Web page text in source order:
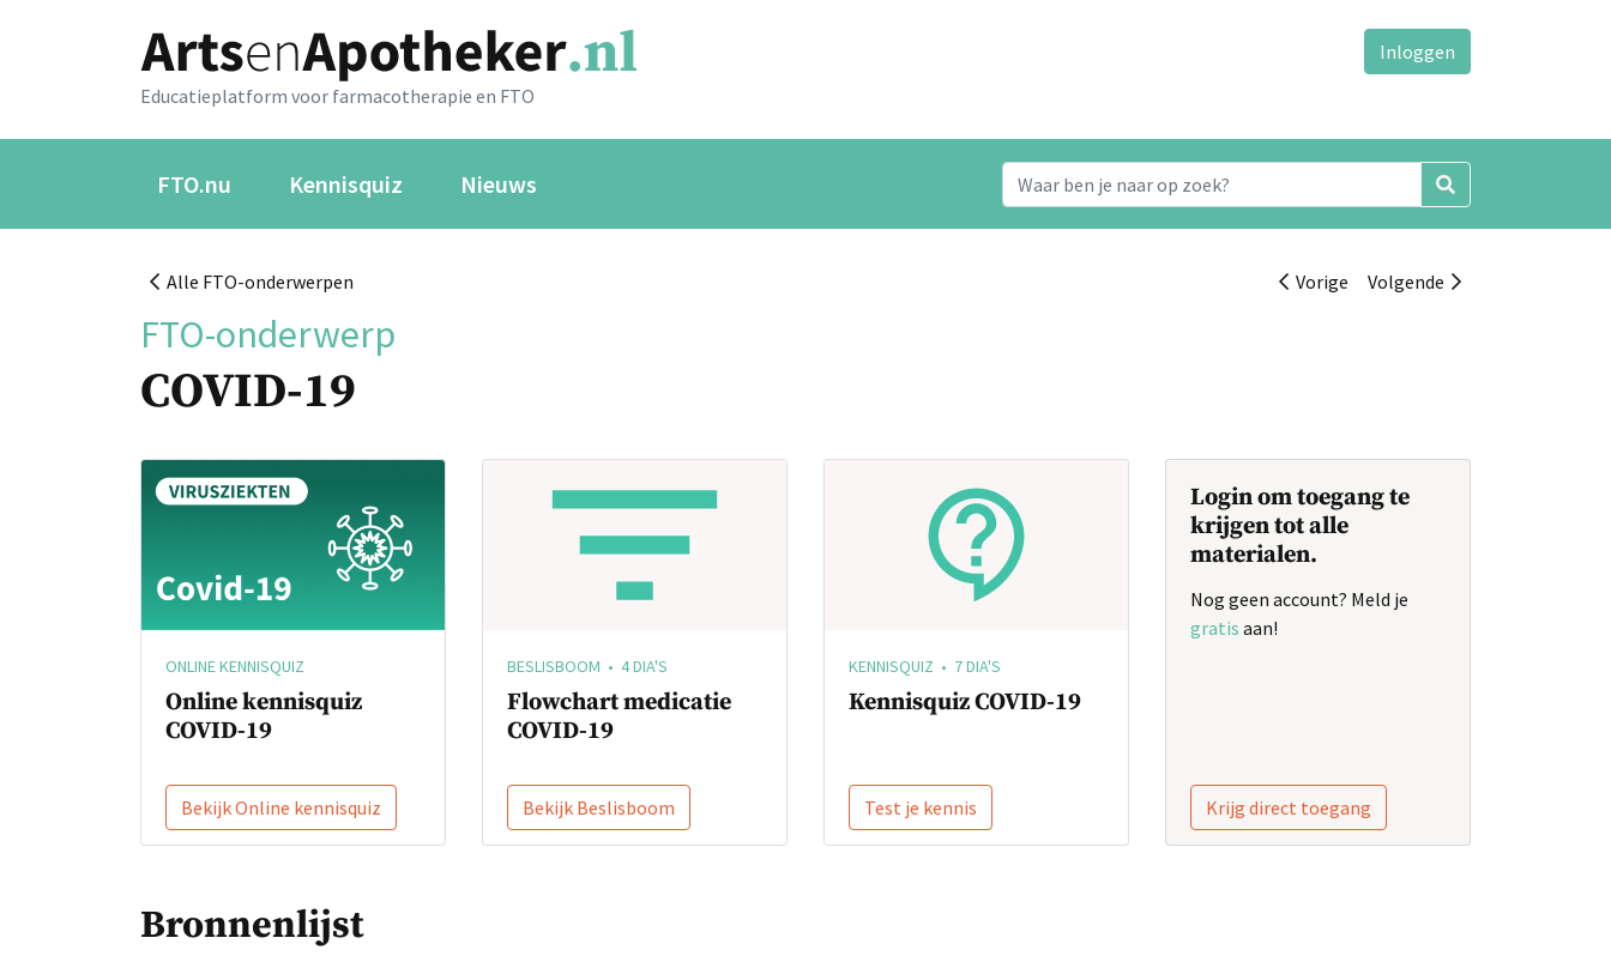
Educatieplatform voor farmacotherapie en FTO
Inloggen
FTO.nu Kennisquiz Nieuws
Alle FTO-onderwerpen Vorige Volgende
FTO-onderwerp
COVID-19
ONLINE KENNISQUIZ
Online kennisquiz
COVID-19
Bekijk Online kennisquiz
BESLISBOOM • 4 DIA'S
Flowchart medicatie
COVID-19
Bekijk Beslisboom
KENNISQUIZ • 7 DIA'S
Kennisquiz COVID-19
Test je kennis
Login om toegang te
krijgen tot alle
materialen.
Nog geen account? Meld je
gratis aan!
Krijg direct toegang
Bronnenlijst